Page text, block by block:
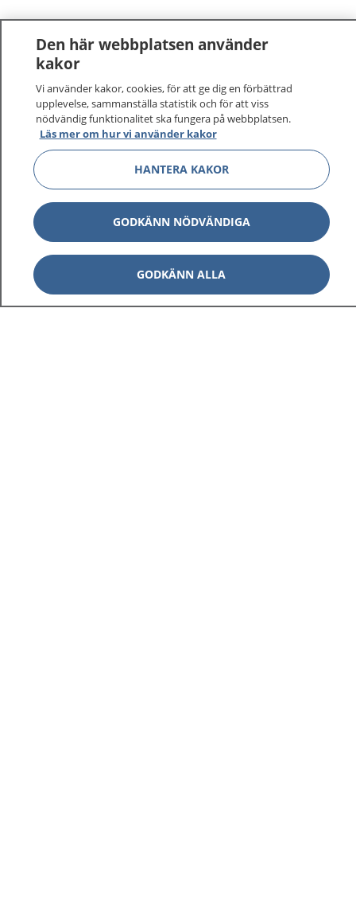
Den här webbplatsen använder
kakor
Vi använder kakor, cookies, för att ge dig en förbättrad
upplevelse, sammanställa statistik och för att viss
nödvändig funktionalitet ska fungera på webbplatsen.
Läs mer om hur vi använder kakor
HANTERA KAKOR
GODKÄNN NÖDVÄNDIGA
GODKÄNN ALLA